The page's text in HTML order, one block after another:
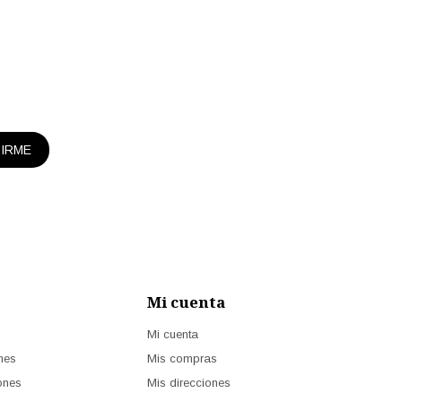
Mi cuenta
Mi cuenta
Mis compras
Mis direcciones